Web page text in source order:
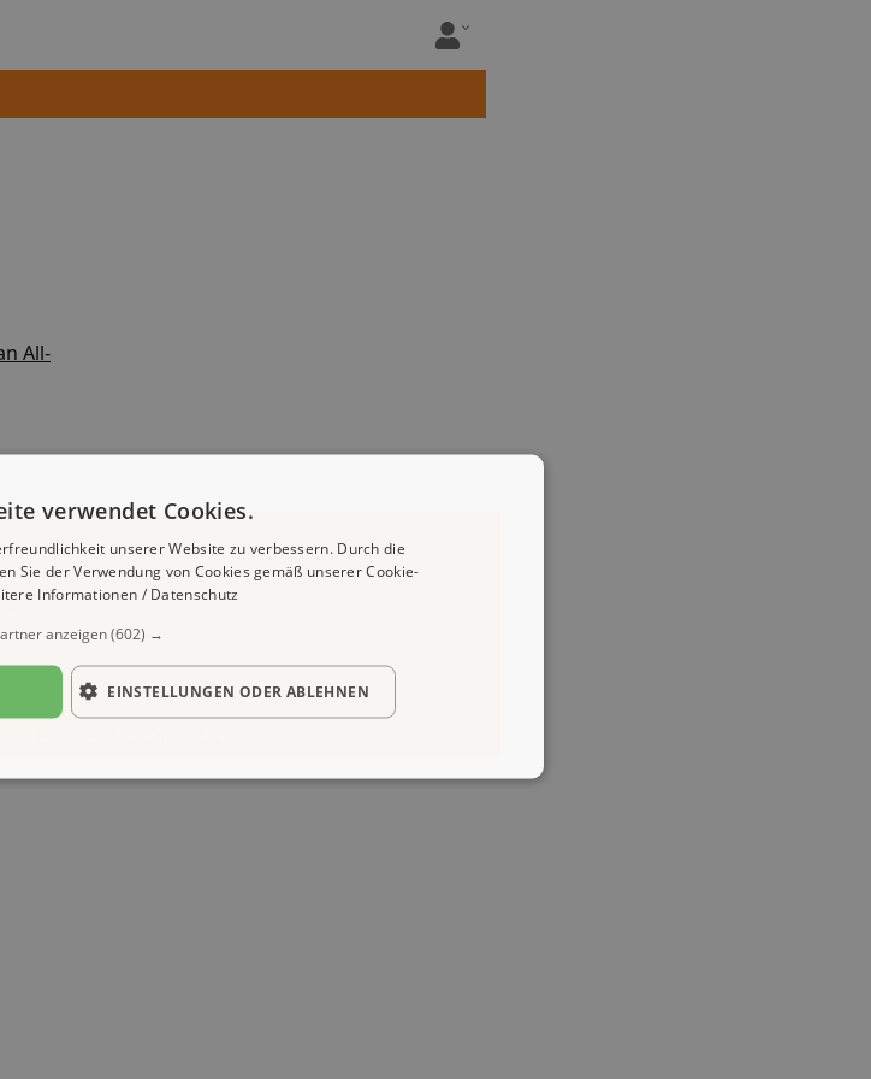
All-
verwendet Cookies.
unserer Website zu verbessern. Durch die
Sie der Verwendung von Cookies gemäß unserer Cookie-
Informationen / Datenschutz
anzeigen(602) →
EINSTELLUNGEN ODER ABLEHNEN